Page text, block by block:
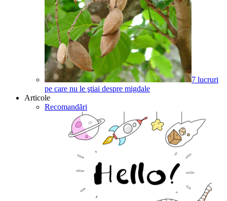
7 lucruri
pe care nu le ştiai despre migdale
Articole
Recomandări